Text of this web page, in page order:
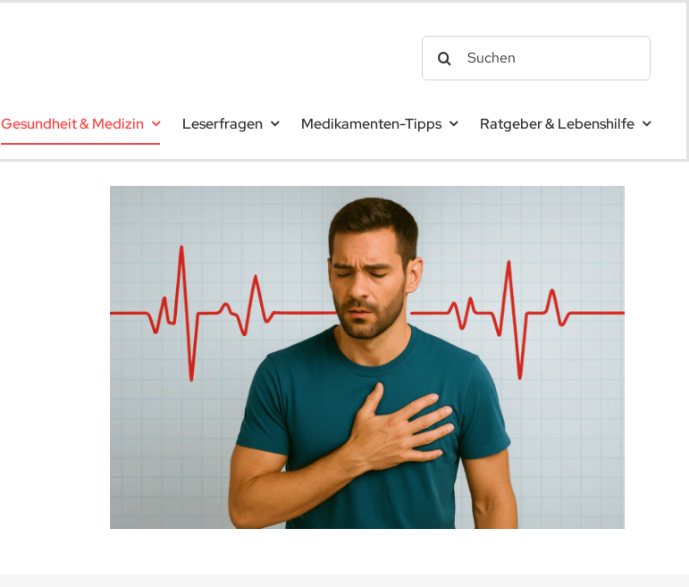
Gesundheit & Medizin Leserfragen Medikamenten-Tipps Ratgeber & Lebenshilfe